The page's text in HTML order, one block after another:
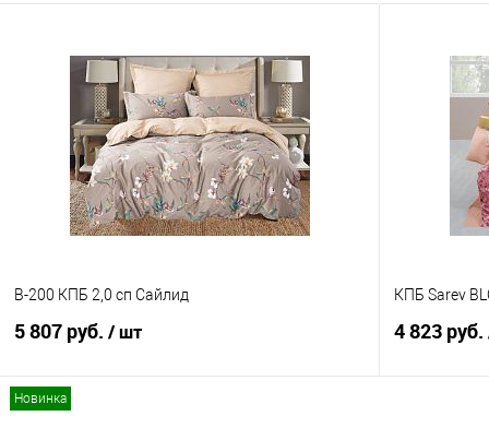
B-200 КПБ 2,0 сп Сайлид
5 807 руб. / шт
КПБ Sarev
4 823 руб.
Новинка